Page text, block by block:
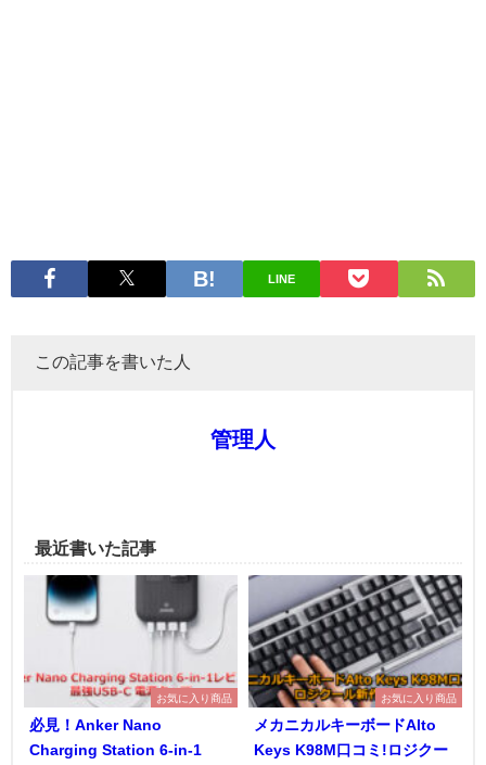
LINE
この記事を書いた人
管理人
最近書いた記事
お気に入り商品
必見！Anker Nano
Charging Station 6-in-1
お気に入り商品
メカニカルキーボードAlto
Keys K98M口コミ!ロジクー